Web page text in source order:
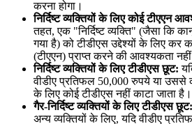
करना होगा।
निर्दिष्ट व्यक्तियों के लिए कोई टीएएन
तहत, एक "निर्दिष्ट व्यक्ति" (जैसा कि
गया है) को टीडीएस उद्देश्यों के लिए कर
(टीएएन) प्राप्त करने की आवश्यकता
निर्दिष्ट व्यक्तियों के लिए टीडीएस छूट:
वीडीए प्रतिफल 50,000 रुपये या उससे
के लिए कोई टीडीएस नहीं काटा जाता है।
गैर-निर्दिष्ट व्यक्तियों के लिए टीडीएस छूट:
अन्य व्यक्तियों के लिए, यदि वीडीए